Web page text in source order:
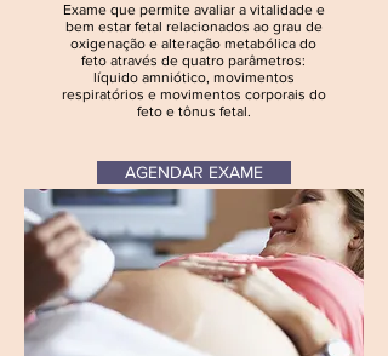
Exame que permite avaliar a vitalidade e
bem estar fetal relacionados ao grau de
oxigenação e alteração metabólica do
feto através de quatro parâmetros:
líquido amniótico, movimentos
respiratórios e movimentos corporais do
feto e tônus fetal.
AGENDAR EXAME